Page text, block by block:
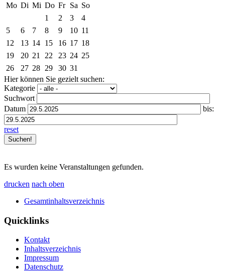
Mo Di Mi Do Fr Sa So
1
2 3
4
5
6 7 8 9 10 11
12
13 14 15 16 17 18
19
20 21 22 23 24 25
26
27 28 29 30 31
Hier können Sie gezielt suchen:
Kategorie
Suchwort
Datum
bis:
reset
Es wurden keine Veranstaltungen gefunden.
drucken nach oben
Gesamtinhaltsverzeichnis
Quicklinks
Kontakt
Inhaltsverzeichnis
Impressum
Datenschutz